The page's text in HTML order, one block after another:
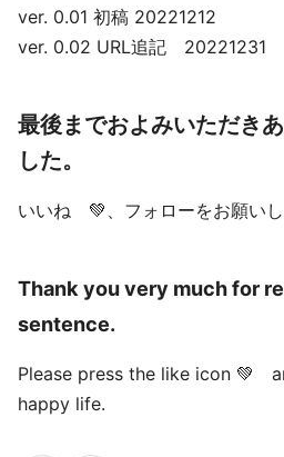
ver. 0.01 初稿 20221212
ver. 0.02 URL追記 20221231
最後までおよみいただき
した。
いいね 💚、フォローをお願いし
Thank you very much for
sentence.
Please press the like icon 💚
happy life.